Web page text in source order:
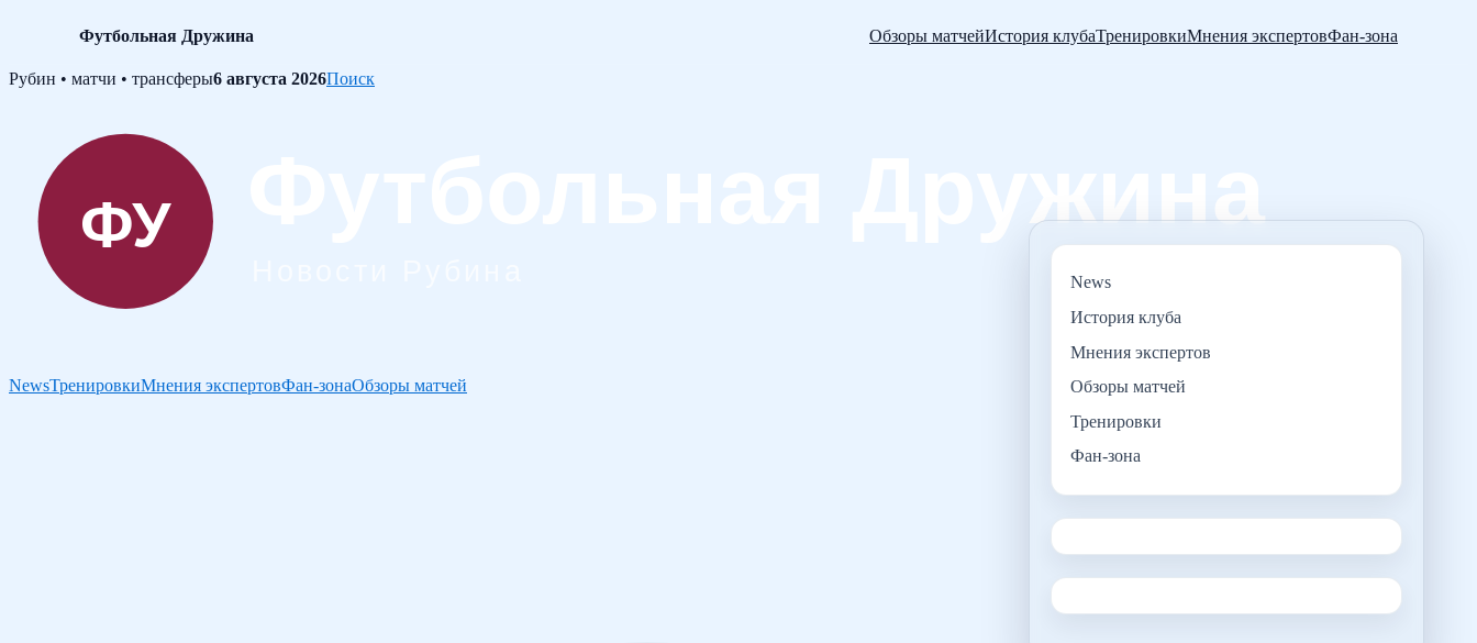
Футбольная Дружина Обзоры матчейИстория клубаТренировкиМнения экспертовФан-зона
Skip
Рубин • матчи • трансферы6 августа 2026Поиск
NewsТренировкиМнения экспертовФан-зонаОбзоры матчей
News
История клуба
Мнения экспертов
Обзоры матчей
Тренировки
Фан-зона